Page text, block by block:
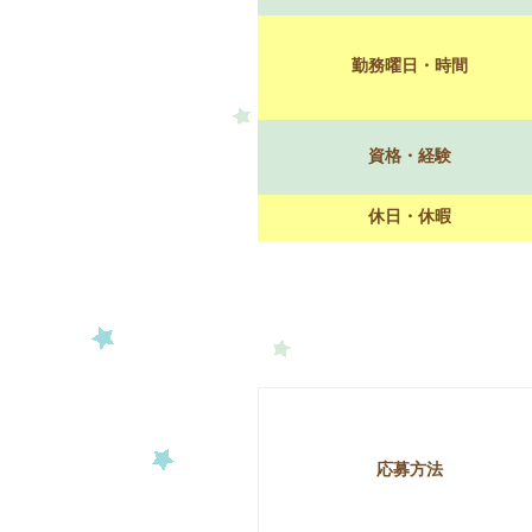
勤務曜日・時間
資格・経験
休日・休暇
応募方法